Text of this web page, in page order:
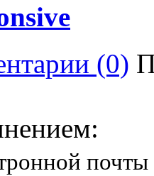
(0)